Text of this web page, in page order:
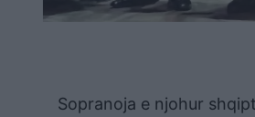
Sopranoja e njohur